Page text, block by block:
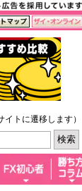
トに遷移します）